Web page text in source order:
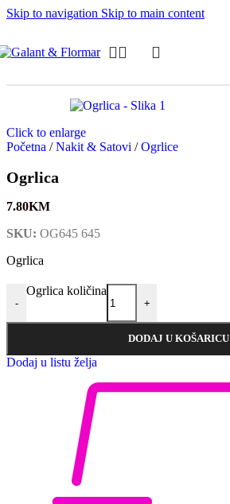
Skip to navigation Skip to main content
Click to enlarge
Početna / Nakit & Satovi / Ogrlice
Ogrlica
7.80KM
SKU: OG645 645
Ogrlica
-
Ogrlica količina
+
DODAJ U KOŠARICU
Dodaj u listu želja